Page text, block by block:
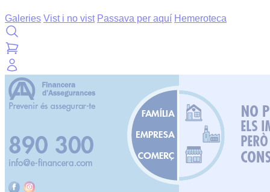
Galeries Vist i no vist Passava per aquí Hemeroteca